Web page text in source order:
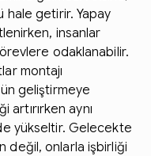
hale getirir. Yapay
insanlar
odaklanabilir.
montajı
geliştirmeye
artırırken aynı
yükseltir. Gelecekte
değil, onlarla işbirliği